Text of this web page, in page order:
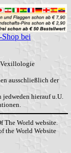
bei
Vexillologie
ausschließlich der
jedweden hierauf u.U.
The World website.
the World Website